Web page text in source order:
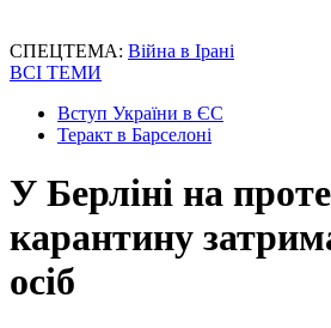
СПЕЦТЕМА: Війна в Ірані
ВСІ ТЕМИ
Вступ України в ЄС
Теракт в Барселоні
У Берліні на
карантину
осіб